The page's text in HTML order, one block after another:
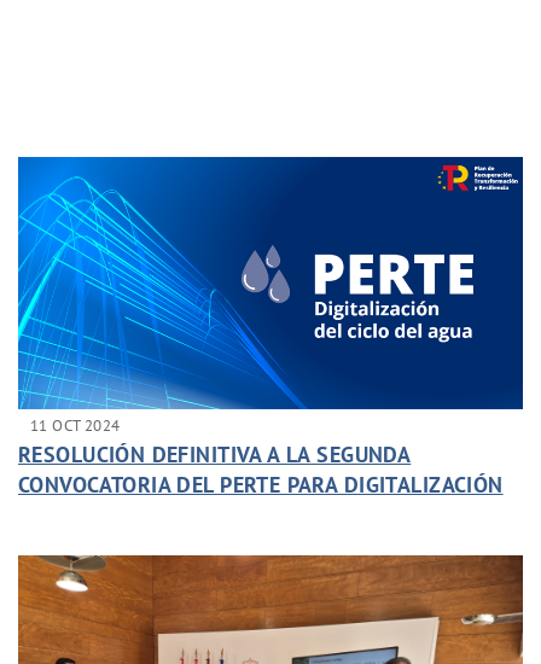
11 OCT 2024
RESOLUCIÓN DEFINITIVA A LA SEGUNDA
CONVOCATORIA DEL PERTE PARA DIGITALIZACIÓN